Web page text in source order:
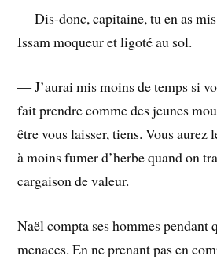
― Dis-donc, capitaine, tu en as
Issam moqueur et ligoté au sol.
― J’aurai mis moins de temps si
fait prendre comme des jeunes
être vous laisser, tiens. Vous aurez
à moins fumer d’herbe quand on
cargaison de valeur.
Naël compta ses hommes pendant
menaces. En ne prenant pas en